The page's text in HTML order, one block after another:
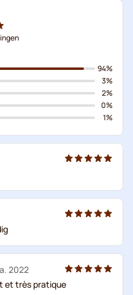
94%
3%
2%
0%
1%
2022
et très pratique